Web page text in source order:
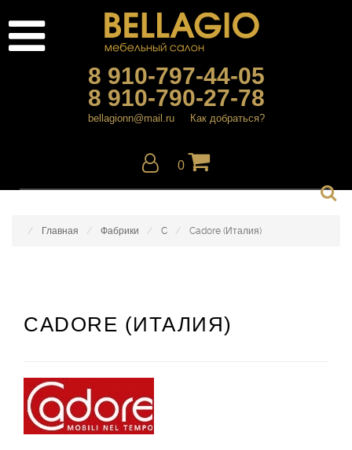
8 910-797-44-05
8 910-790-27-78
bellagionn@mail.ru Как добраться?
0
Главная Фабрики C Cadore (Италия)
CADORE (ИТАЛИЯ)